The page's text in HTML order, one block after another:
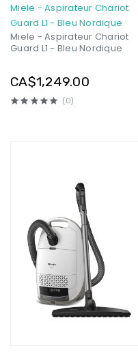
Miele - Aspirateur Chariot
Guard L1 - Bleu Nordique
Miele - Aspirateur Chariot
Guard L1 - Bleu Nordique
CA$1,249.00
(0)